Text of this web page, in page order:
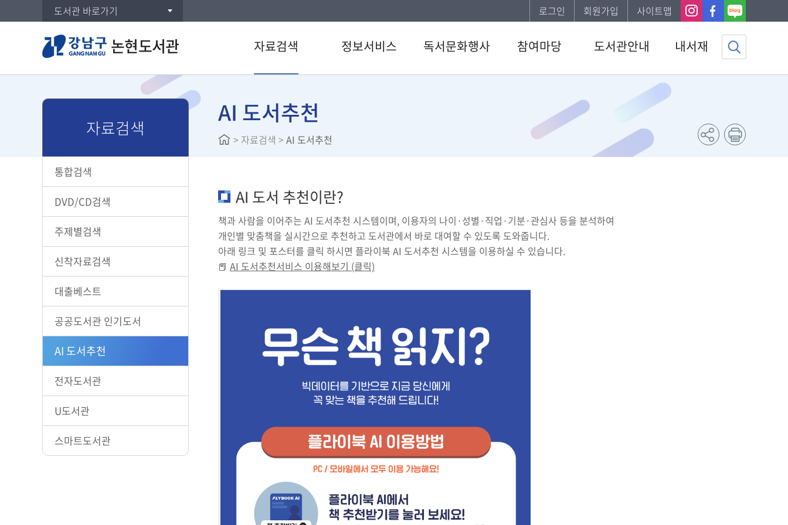
도서관 바로가기 로그인 회원가입 사이트맵
논현도서관 자료검색
DVD/CD검색
주제별검색
신착자료검색
AI 도서추천
전자도서관
U도서관
스마트도서관
정보서비스
책바다서비스
카드뉴스 모아보기
교과연계서비스
취/창업정보원
취업이야기
독서문화행사 참여마당
이용자게시판
자원봉사신청
도서관안내
이용안내
직원채용 공고
내서재
기본정보
관심자료목록
나의신청정보
자료검색
통합검색
DVD/CD검색
주제별검색
신착자료검색
대출베스트
공공도서관 인기도서
AI 도서추천
전자도서관
U도서관
스마트도서관
AI 도서추천
> 자료검색 > AI 도서추천
AI 도서 추천이란?
책과 사람을 이어주는 AI 도서추천 시스템이며, 이용자의 나이·성별·직업·기분·관심사 등을 분석하여
개인별 맞춤책을 실시간으로 추천하고 도서관에서 바로 대여할 수 있도록 도와줍니다.
아래 링크 및 포스터를 클릭 하시면 플라이북 AI 도서추천 시스템을 이용하실 수 있습니다.
📕 AI 도서추천서비스 이용해보기 (클릭)